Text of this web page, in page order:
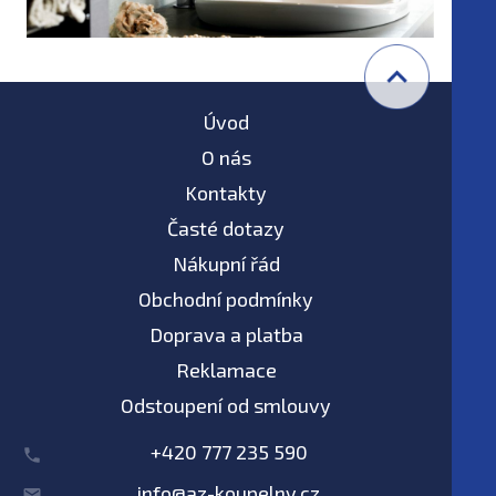
Úvod
O nás
Kontakty
Časté dotazy
Nákupní řád
Obchodní podmínky
Doprava a platba
Reklamace
Odstoupení od smlouvy
+420 777 235 590